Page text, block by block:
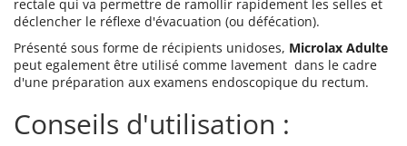
rectale qui va permettre de ramollir rapidement les selles et
déclencher le réflexe d'évacuation (ou défécation).
Présenté sous forme de récipients unidoses, Microlax Adulte
peut egalement être utilisé comme lavement dans le cadre
d'une préparation aux examens endoscopique du rectum.
Conseils d'utilisation :